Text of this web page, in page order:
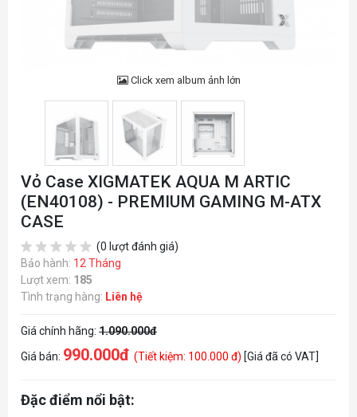
Click xem album ảnh lớn
Vỏ Case XIGMATEK AQUA M ARTIC
(EN40108) - PREMIUM GAMING M-ATX
CASE
(0 lượt đánh giá)
Bảo hành: 12 Tháng
Lượt xem: 185
Tình trạng hàng: Liên hệ
Giá chính hãng: 1.090.000đ
Giá bán: 990.000đ (Tiết kiệm: 100.000 đ) [Giá đã có VAT]
Đặc điểm nổi bật: